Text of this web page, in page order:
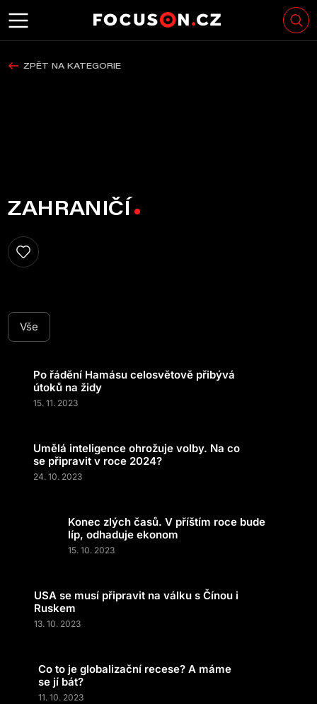
ZPĚT NA KATEGORIE
ZAHRANIČÍ
Vše
Po řádění Hamásu celosvětově přibývá
útoků na židy
15. 11. 2023
Umělá inteligence ohrožuje volby. Na co
se připravit v roce 2024?
24. 10. 2023
Konec zlých časů. V příštím roce bude
líp, odhaduje ekonom
15. 10. 2023
USA se musí připravit na válku s Čínou i
Ruskem
13. 10. 2023
Co to je globalizační recese? A máme
se jí bát?
11. 10. 2023